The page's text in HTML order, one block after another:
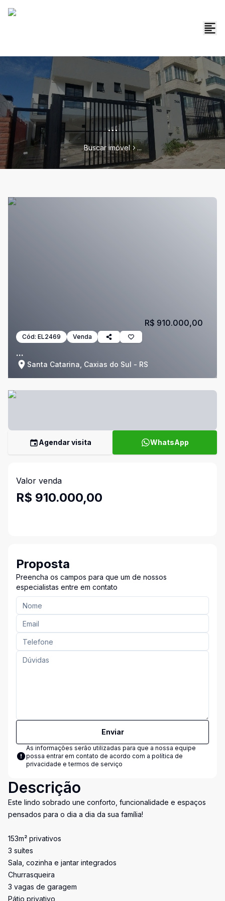
...
Buscar imóvel ...
Cód: EL2469 Venda
...
Santa Catarina, Caxias do Sul - RS
R$ 910.000,00
Agendar visita WhatsApp
Valor venda
R$ 910.000,00
Proposta
Preencha os campos para que um de nossos
especialistas entre em contato
Enviar
As informações serão utilizadas para que a nossa equipe
possa entrar em contato de acordo com a política de
privacidade e termos de serviço
Descrição
Este lindo sobrado une conforto, funcionalidade e espaços
pensados para o dia a dia da sua família!
153m² privativos
3 suítes
Sala, cozinha e jantar integrados
Churrasqueira
3 vagas de garagem
Pátio privativo